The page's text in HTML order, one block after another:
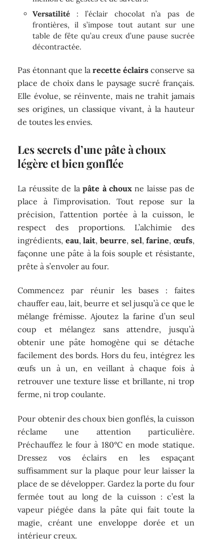
Versatilité : l’éclair chocolat n’a pas de
frontières, il s’impose tout autant sur une
table de fête qu’au creux d’une pause sucrée
décontractée.
Pas étonnant que larecette éclairs conserve sa
place de choix dans le paysage sucré français.
Elle évolue, se réinvente, mais ne trahit jamais
ses origines, un classique vivant, à la hauteur
de toutes les envies.
Les secrets d’une pâte à choux
légère et bien gonflée
La réussite de lapâte à choux ne laisse pas de
place à l’improvisation. Tout repose sur la
précision, l’attention portée à la cuisson, le
respect des proportions. L’alchimie des
ingrédients, eau,lait, beurre, sel,farine, œufs,
façonne une pâte à la fois souple et résistante,
prête à s’envoler au four.
Commencez par réunir les bases : faites
chauffer eau, lait, beurre et sel jusqu’à ce que le
mélange frémisse. Ajoutez la farine d’un seul
coup et mélangez sans attendre, jusqu’à
obtenir une pâte homogène qui se détache
facilement des bords. Hors du feu, intégrez les
œufs un à un, en veillant à chaque fois à
retrouver une texture lisse et brillante, ni trop
ferme, ni trop coulante.
Pour obtenir des choux bien gonflés, la cuisson
réclame une attention particulière.
Préchauffez le four à 180°C en mode statique.
Dressez vos éclairs en les espaçant
suffisamment sur la plaque pour leur laisser la
place de se développer. Gardez la porte du four
fermée tout au long de la cuisson : c’est la
vapeur piégée dans la pâte qui fait toute la
magie, créant une enveloppe dorée et un
intérieur creux.